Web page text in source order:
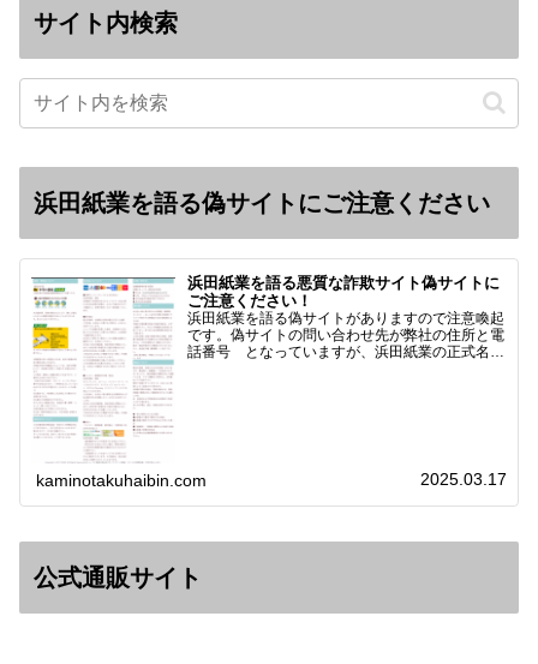
サイト内検索
浜田紙業を語る偽サイトにご注意ください
浜田紙業を語る悪質な詐欺サイト偽サイトに
ご注意ください！
浜田紙業を語る偽サイトがありますので注意喚起
です。偽サイトの問い合わせ先が弊社の住所と電
話番号 となっていますが、浜田紙業の正式名称
kaminotakuhaibin.com 2025.03.17
公式通販サイト